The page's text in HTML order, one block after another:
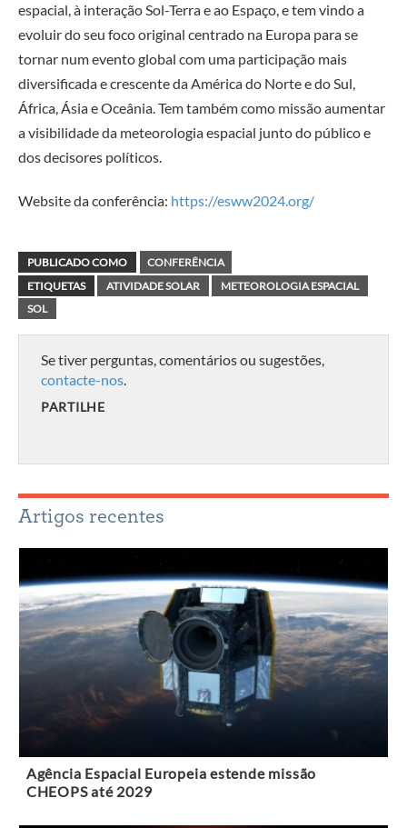
espacial, à interação Sol-Terra e ao Espaço, e tem vindo a
evoluir do seu foco original centrado na Europa para se
tornar num evento global com uma participação mais
diversificada e crescente da América do Norte e do Sul,
África, Ásia e Oceânia. Tem também como missão aumentar
a visibilidade da meteorologia espacial junto do público e
dos decisores políticos.
Website da conferência: https://esww2024.org/
PUBLICADO COMO
CONFERÊNCIA
ETIQUETAS
ATIVIDADE SOLAR
METEOROLOGIA ESPACIAL
SOL
Se tiver perguntas, comentários ou sugestões,
contacte-nos.
PARTILHE
Artigos recentes
Agência Espacial Europeia estende missão
CHEOPS até 2029